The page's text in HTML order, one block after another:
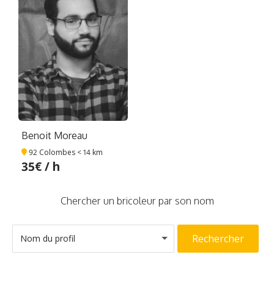
Benoit Moreau
92 Colombes < 14 km
35€ / h
Chercher un bricoleur par son nom
Nom du profil Rechercher